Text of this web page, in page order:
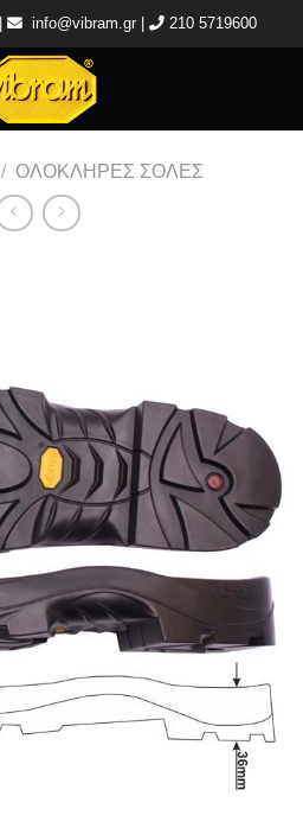
info@vibram.gr 210 5719600
/ ΟΛΟΚΛΗΡΕΣ ΣΟΛΕΣ